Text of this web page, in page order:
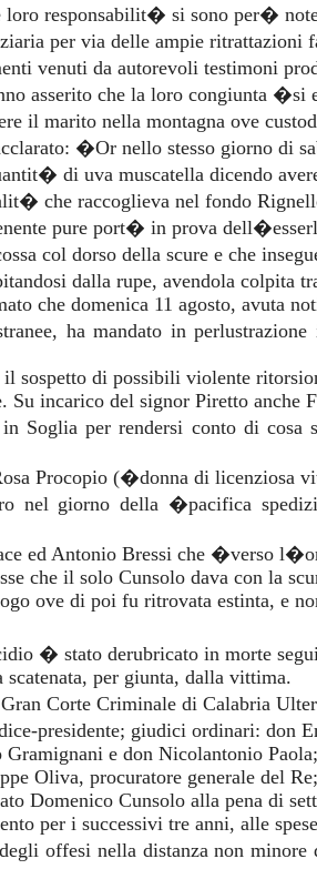
loro responsabilit� si sono per�
per via delle ampie ritrattazioni
venuti da autorevoli testimoni
asserito che la loro congiunta �si
il marito nella montagna ove
�Or nello stesso giorno di
di uva muscatella dicendo
che raccoglieva nel fondo
pure port� in prova
col dorso della scure e che
dalla rupe, avendola colpita
che domenica 11 agosto, avuta
ha mandato in
il sospetto di possibili violente
Su incarico del signor Piretto anche
per rendersi conto di cosa
Procopio (�donna di licenziosa
nel giorno della �pacifica
ed Antonio Bressi che �verso
che il solo Cunsolo dava con la
ove di poi fu ritrovata estinta, e
� stato derubricato in morte
per giunta, dalla vittima.
Corte Criminale di Calabria
presidente; giudici ordinari: don
e don Nicolantonio
Oliva, procuratore generale del
Domenico Cunsolo alla pena di
per i successivi tre anni, alle
offesi nella distanza non